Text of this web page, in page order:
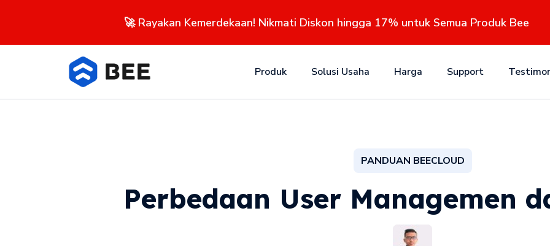
🚀 Rayakan Kemerdekaan! Nikmati Diskon hingga 17% untuk Semua Produk Bee
Produk Solusi Usaha Harga Support
PANDUAN BEECLOUD
Perbedaan User Managemen